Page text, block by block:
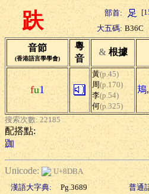
趺 部首:
大五碼: B36C
音節
(香港語言學學會)
粵
音
& 根據
fu1
黃(p.45)
周(p.170)
李(p.54)
何(p.325)
鳺,
搜索次數: 22185
配搭點:
跏
Unicode:
U+8DBA
漢語大字典:
Pg.3689 普通